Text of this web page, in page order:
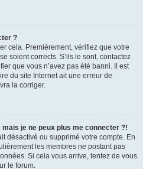
?
cela. Premièrement, vérifiez que votre
soient corrects. S’ils le sont, contactez
que vous n’avez pas été banni. Il est
du site Internet ait une erreur de
la corriger.
je ne peux plus me connecter ?!
désactivé ou supprimé votre compte. En
les membres ne postant pas
Si cela vous arrive, tentez de vous
le forum.